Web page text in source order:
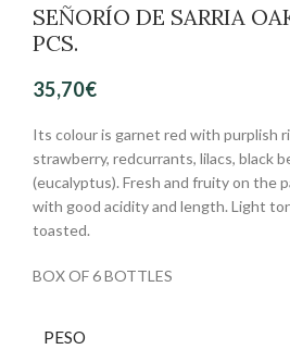
SEÑORÍO DE SARRIA
PCS.
35,70€
Its colour is garnet red with purplish
strawberry, redcurrants, lilacs, black
(eucalyptus). Fresh and fruity on the
with good acidity and length. Light
toasted.
BOX OF 6 BOTTLES
PESO